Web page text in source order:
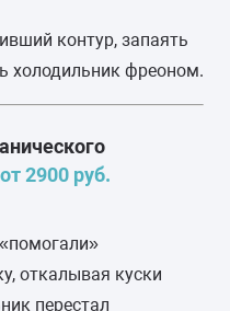
контур, запаять
холодильник фреоном.
от 2900 руб.
откалывая куски
перестал